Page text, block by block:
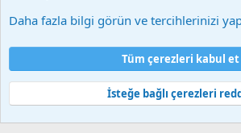
Şartlar ve kurallar Gizlilik politikası
Ana sayfa
Community platform by XenForo® © 2010-2025
Bu forum XenGenTr © 2014 - 2026 ürünleri ile
Daha fazla bilgi görün ve tercihlerinizi
Tüm çerezleri kabul et
İsteğe bağlı çerezleri